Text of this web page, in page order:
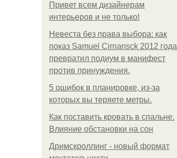
Привет всем дизайнерам
интерьеров и не только!
Невеста без права выбора: как
показ Samuel Cirnansck 2012 года
превратил подиум в манифест
против принуждения.
5 ошибок в планировке, из-за
которых вы теряете метры.
Как поставить кровать в спальне.
Влияние обстановки на сон
Дримскроллинг - новый формат